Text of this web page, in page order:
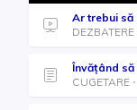
Ar trebui să
DEZBATERE
Învăţând să
CUGETARE